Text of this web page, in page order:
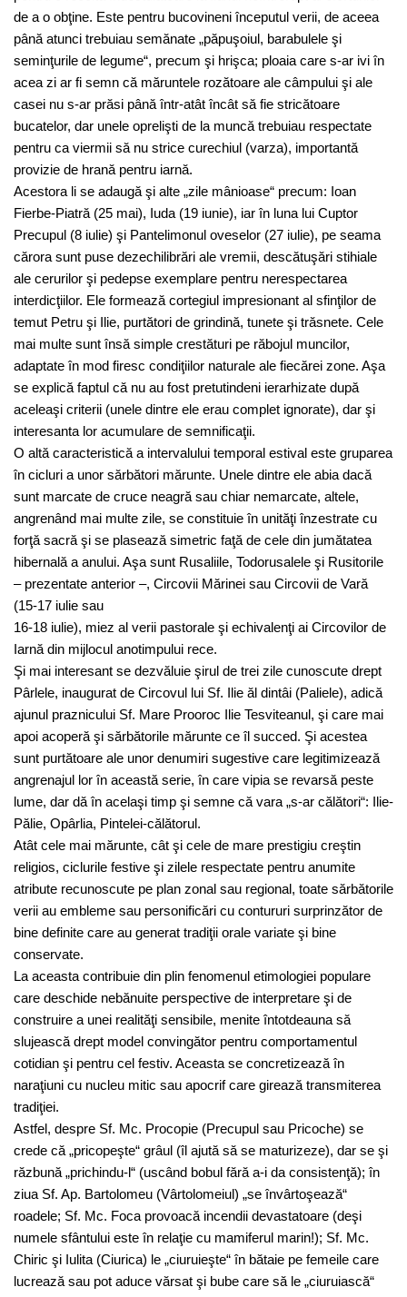
de a o obţine. Este pentru bucovineni începutul verii, de aceea
până atunci trebuiau semănate „păpuşoiul, barabulele şi
seminţurile de legume“, precum şi hrişca; ploaia care s-ar ivi în
acea zi ar fi semn că măruntele rozătoare ale câmpului şi ale
casei nu s-ar prăsi până într-atât încât să fie stricătoare
bucatelor, dar unele oprelişti de la muncă trebuiau respectate
pentru ca viermii să nu strice curechiul (varza), importantă
provizie de hrană pentru iarnă.
Acestora li se adaugă şi alte „zile mânioase“ precum: Ioan
Fierbe-Piatră (25 mai), Iuda (19 iunie), iar în luna lui Cuptor
Precupul (8 iulie) şi Pantelimonul oveselor (27 iulie), pe seama
cărora sunt puse dezechilibrări ale vremii, descătuşări stihiale
ale cerurilor şi pedepse exemplare pentru nerespectarea
interdicţiilor. Ele formează cortegiul impresionant al sfinţilor de
temut Petru şi Ilie, purtători de grindină, tunete şi trăsnete. Cele
mai multe sunt însă simple crestături pe răbojul muncilor,
adaptate în mod firesc condiţiilor naturale ale fiecărei zone. Aşa
se explică faptul că nu au fost pretutindeni ierarhizate după
aceleaşi criterii (unele dintre ele erau complet ignorate), dar şi
interesanta lor acumulare de semnificaţii.
O altă caracteristică a intervalului temporal estival este gruparea
în cicluri a unor sărbători mărunte. Unele dintre ele abia dacă
sunt marcate de cruce neagră sau chiar nemarcate, altele,
angrenând mai multe zile, se constituie în unităţi înzestrate cu
forţă sacră şi se plasează simetric faţă de cele din jumătatea
hibernală a anului. Aşa sunt Rusaliile, Todorusalele şi Rusitorile
– prezentate anterior –, Circovii Mărinei sau Circovii de Vară
(15-17 iulie sau
16-18 iulie), miez al verii pastorale şi echivalenţi ai Circovilor de
Iarnă din mijlocul anotimpului rece.
Şi mai interesant se dezvăluie şirul de trei zile cunoscute drept
Pârlele, inaugurat de Circovul lui Sf. Ilie ăl dintâi (Paliele), adică
ajunul praznicului Sf. Mare Prooroc Ilie Tesviteanul, şi care mai
apoi acoperă şi sărbătorile mărunte ce îl succed. Şi acestea
sunt purtătoare ale unor denumiri sugestive care legitimizează
angrenajul lor în această serie, în care vipia se revarsă peste
lume, dar dă în acelaşi timp şi semne că vara „s-ar călători“: Ilie-
Pălie, Opârlia, Pintelei-călătorul.
Atât cele mai mărunte, cât şi cele de mare prestigiu creştin
religios, ciclurile festive şi zilele respectate pentru anumite
atribute recunoscute pe plan zonal sau regional, toate sărbătorile
verii au embleme sau personificări cu contururi surprinzător de
bine definite care au generat tradiţii orale variate şi bine
conservate.
La aceasta contribuie din plin fenomenul etimologiei populare
care deschide nebănuite perspective de interpretare şi de
construire a unei realităţi sensibile, menite întotdeauna să
slujească drept model convingător pentru comportamentul
cotidian şi pentru cel festiv. Aceasta se concretizează în
naraţiuni cu nucleu mitic sau apocrif care girează transmiterea
tradiţiei.
Astfel, despre Sf. Mc. Procopie (Precupul sau Pricoche) se
crede că „pricopeşte“ grâul (îl ajută să se maturizeze), dar se şi
răzbună „prichindu-l“ (uscând bobul fără a-i da consistenţă); în
ziua Sf. Ap. Bartolomeu (Vârtolomeiul) „se învârtoşează“
roadele; Sf. Mc. Foca provoacă incendii devastatoare (deşi
numele sfântului este în relaţie cu mamiferul marin!); Sf. Mc.
Chiric şi Iulita (Ciurica) le „ciuruieşte“ în bătaie pe femeile care
lucrează sau pot aduce vărsat şi bube care să le „ciuruiască“